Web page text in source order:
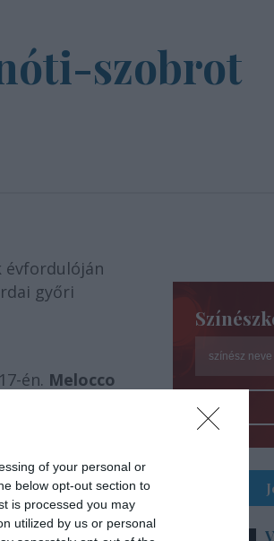
of your personal or
below opt-out section to
is processed you may
utilized by us or personal
szobrot
évfordulóján
győri
én. Melocco
helyreállítani,
készülhet az